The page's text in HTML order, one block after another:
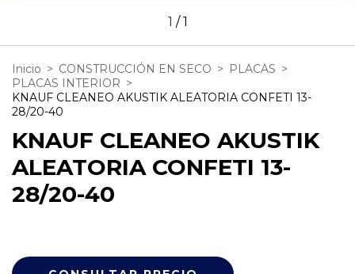
1 /1
Inicio > CONSTRUCCIÓN EN SECO > PLACAS >
PLACAS INTERIOR >
KNAUF CLEANEO AKUSTIK ALEATORIA CONFETI 13-
28/20-40
KNAUF CLEANEO AKUSTIK
ALEATORIA CONFETI 13-
28/20-40